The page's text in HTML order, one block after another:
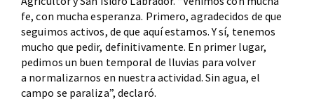
fe, con mucha esperanza. Primero, agradecidos de que
seguimos activos, de que aquí estamos. Y sí, tenemos
mucho que pedir, definitivamente. En primer lugar,
pedimos un buen temporal de lluvias para volver
a normalizarnos en nuestra actividad. Sin agua, el
campo se paraliza”, declaró.